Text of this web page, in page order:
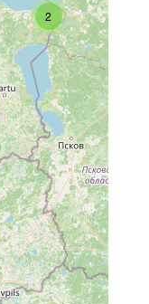
2